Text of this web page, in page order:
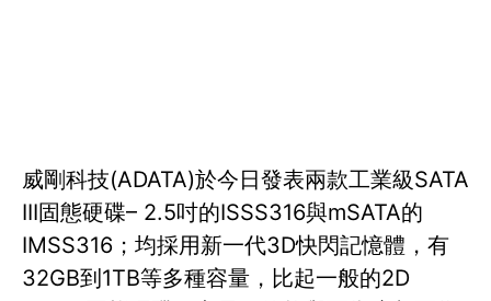
威剛科技(ADATA)於今日發表兩款工業級SATA
III固態硬碟– 2.5吋的ISSS316與mSATA的
IMSS316；均採用新一代3D快閃記憶體，有
32GB到1TB等多種容量，比起一般的2D